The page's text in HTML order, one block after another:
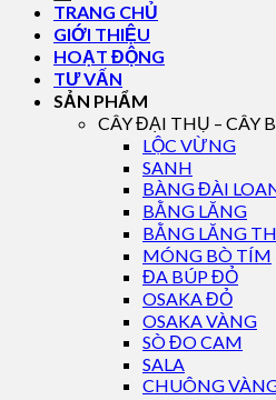
TRANG CHỦ
GIỚI THIỆU
HOẠT ĐỘNG
TƯ VẤN
SẢN PHẨM
CÂY ĐẠI THỤ – CÂY
LỘC VỪNG
SANH
BÀNG ĐÀI
BẰNG LĂNG
BẰNG LĂNG
MÓNG BÒ TÍM
ĐA BÚP ĐỎ
OSAKA ĐỎ
OSAKA VÀNG
SÒ ĐO CAM
SALA
CHUÔNG